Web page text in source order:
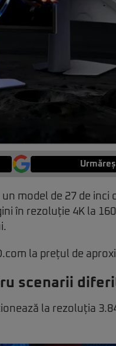
model de 27 de
în rezoluție 4K la
la prețul de
scenarii
la rezoluția